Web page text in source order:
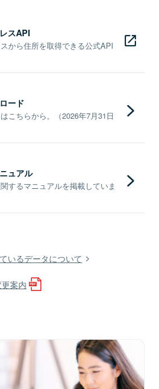
スAPI
から住所を取得できる公式API
ード
こちらから。（2026年7月31日
ュアル
するマニュアルを掲載していま
いるデータについて
案内